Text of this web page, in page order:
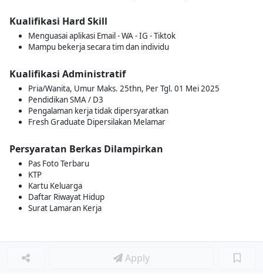
Kualifikasi Hard Skill
Menguasai aplikasi Email - WA - IG - Tiktok
Mampu bekerja secara tim dan individu
Kualifikasi Administratif
Pria/Wanita, Umur Maks. 25thn, Per Tgl. 01 Mei 2025
Pendidikan SMA / D3
Pengalaman kerja tidak dipersyaratkan
Fresh Graduate Dipersilakan Melamar
Persyaratan Berkas Dilampirkan
Pas Foto Terbaru
KTP
Kartu Keluarga
Daftar Riwayat Hidup
Surat Lamaran Kerja
Apply